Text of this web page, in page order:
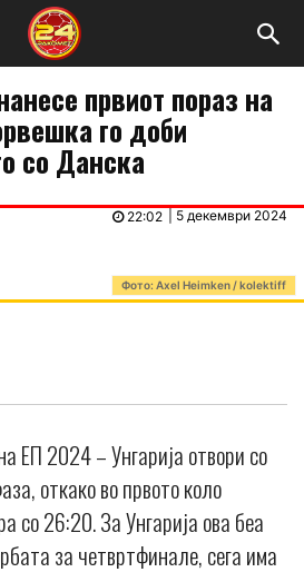
првиот пораз на
го доби
со Данска
5 декември 2024
22:02
Фото: Axel Heimken / kolektiff
ЕП 2024 – Унгарија отвори со
откако во првото коло
со 26:20. За Унгарија ова беа
за четвртфинале, сега има